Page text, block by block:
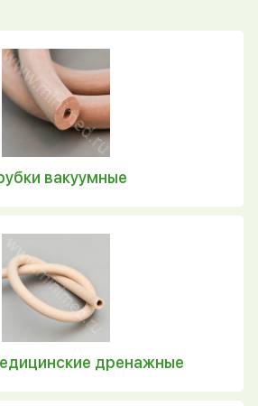
вакуумные
дренажные